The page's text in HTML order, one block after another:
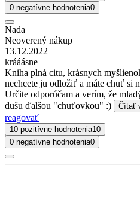
0 negatívne hodnotenia0
Nada
Neoverený nákup
13.12.2022
krááásne
Kniha plná citu, krásnych
nechcete ju odložiť a máte chuť si
Určite odporúčam a verím, že
dušu ďalšou "chuťovkou" :)
Čítať
reagovať
10 pozitívne hodnotenia10
0 negatívne hodnotenia0